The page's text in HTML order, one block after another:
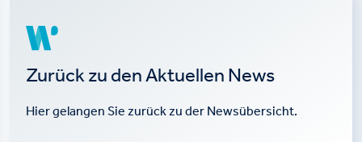
Zurück zu den Aktuellen News
Hier gelangen Sie zurück zu der Newsübersicht.